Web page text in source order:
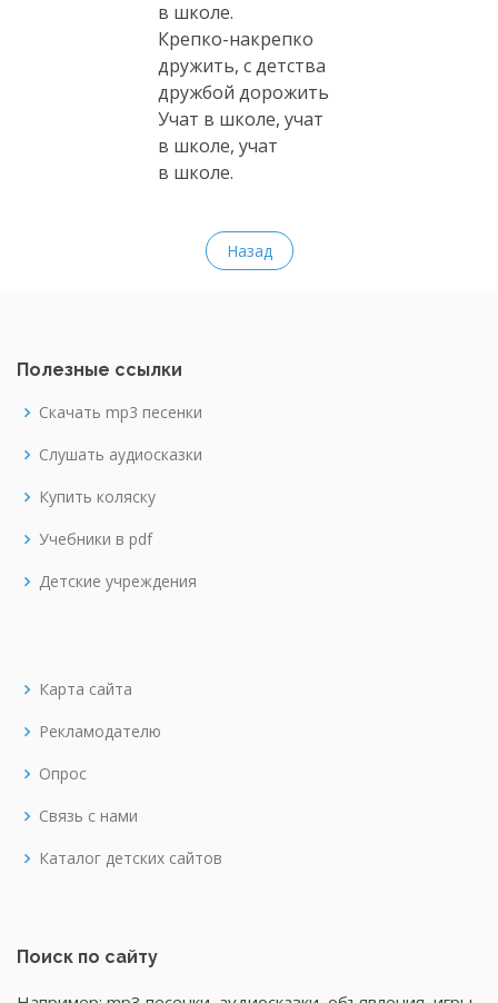
в школе.
Крепко-накрепко
дружить, с детства
дружбой дорожить
Учат в школе, учат
в школе, учат
в школе.
Назад
Полезные ссылки
Скачать mp3 песенки
Слушать аудиосказки
Купить коляску
Учебники в pdf
Детские учреждения
Карта сайта
Рекламодателю
Опрос
Связь с нами
Каталог детских сайтов
Поиск по сайту